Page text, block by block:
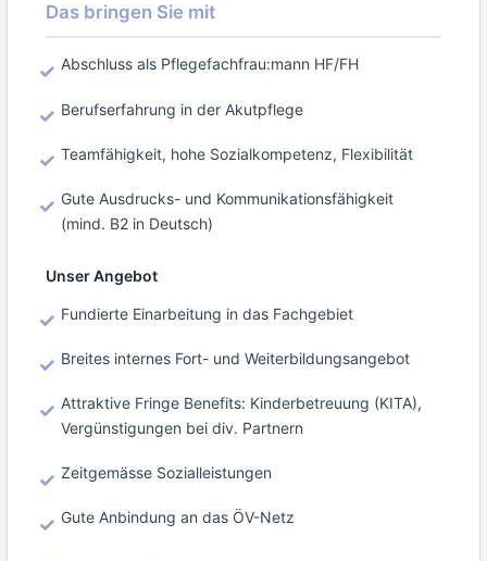
Das bringen Sie mit
Abschluss als Pflegefachfrau:mann HF/FH
Berufserfahrung in der Akutpflege
Teamfähigkeit, hohe Sozialkompetenz, Flexibilität
Gute Ausdrucks- und Kommunikationsfähigkeit
(mind. B2 in Deutsch)
Unser Angebot
Fundierte Einarbeitung in das Fachgebiet
Breites internes Fort- und Weiterbildungsangebot
Attraktive Fringe Benefits: Kinderbetreuung (KITA),
Vergünstigungen bei div. Partnern
Zeitgemässe Sozialleistungen
Gute Anbindung an das ÖV-Netz